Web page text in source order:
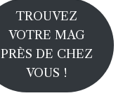
TROUVEZ
VOTRE MAG
PRÈS DE CHEZ
VOUS !